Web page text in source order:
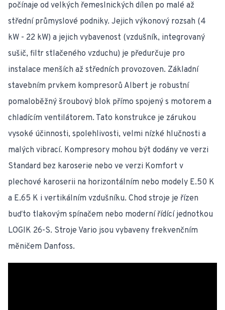
počínaje od velkých řemeslnických dílen po malé až
střední průmyslové podniky. Jejich výkonový rozsah (4
kW - 22 kW) a jejich vybavenost (vzdušník, integrovaný
sušič, filtr stlačeného vzduchu) je předurčuje pro
instalace menších až středních provozoven. Základní
stavebním prvkem kompresorů Albert je robustní
pomaloběžný šroubový blok přímo spojený s motorem a
chladícím ventilátorem. Tato konstrukce je zárukou
vysoké účinnosti, spolehlivosti, velmi nízké hlučnosti a
malých vibrací. Kompresory mohou být dodány ve verzi
Standard bez karoserie nebo ve verzi Komfort v
plechové karoserii na horizontálním nebo modely E.50 K
a E.65 K i vertikálním vzdušníku. Chod stroje je řízen
buďto tlakovým spínačem nebo moderní řídící jednotkou
LOGIK 26-S. Stroje Vario jsou vybaveny frekvenčním
měničem Danfoss.